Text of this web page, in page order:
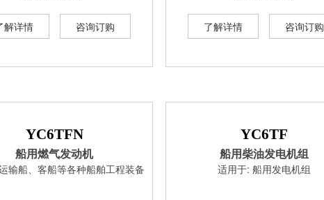
解详情 咨询订购 了解详情 咨询订购
YC6TFN
船用燃气发动机
输船、客船等各种船舶工程装备
YC6TF
船用柴油发电机组
适用于: 船用发电机组